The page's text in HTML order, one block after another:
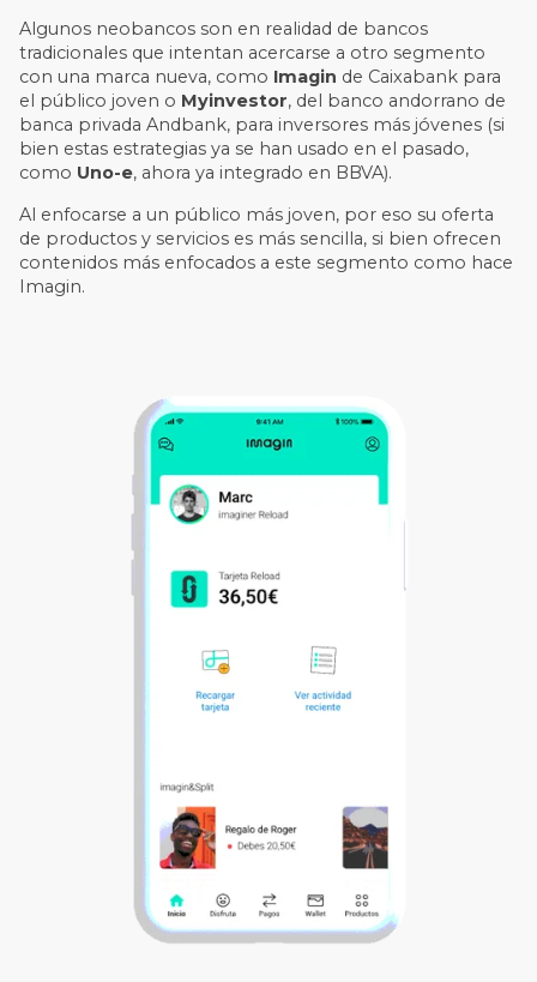
Algunos neobancos son en realidad de bancos
tradicionales que intentan acercarse a otro segmento
con una marca nueva, como Imagin de Caixabank para
el público joven o Myinvestor, del banco andorrano de
banca privada Andbank, para inversores más jóvenes (si
bien estas estrategias ya se han usado en el pasado,
como Uno-e, ahora ya integrado en BBVA).
Al enfocarse a un público más joven, por eso su oferta
de productos y servicios es más sencilla, si bien ofrecen
contenidos más enfocados a este segmento como hace
Imagin.